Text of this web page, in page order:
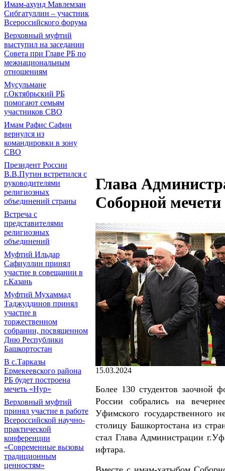
Имам-ахунд Мавлемзан
Сибгатуллин – участник
Всероссийского форума
Верховный муфтий
выступил на заседании
Совета при Главе РБ по
межнациональным
отношениям
Мусульмане
г.Октябрьский РБ
помогают семьям
участников СВО
Имам Рафис Сафин
вернулся из
командировки в зону
СВО
Президент России
В.В.Путин встретился с
руководителями
религиозных
объединений страны
Встреча с
представителями
религиозных
объединений
Муфтий Ильдар
Сафиуллин принял
участие в совещании в
г.Казань
Муфтий Мухаммад
Таджуддинов принял
участие в
торжественном
собрании, посвященном
Дню Республики
Башкортостан
В с.Тарказы
Ермекеевского района
РБ будет построена
мечеть «Нур»
Верховный муфтий
принял участие в работе
Всероссийской научно-
практической
конференции
«Современные вызовы
традиционным
ценностям»
Глава
Соборной
15.03.2024
Более 130 студентов заочной
России собрались на
Уфимского государственного
столицу Башкортостана из
стал Глава Администрации
ифтара.